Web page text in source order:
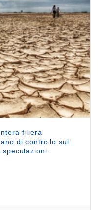
filiera
di controllo sui
speculazioni.